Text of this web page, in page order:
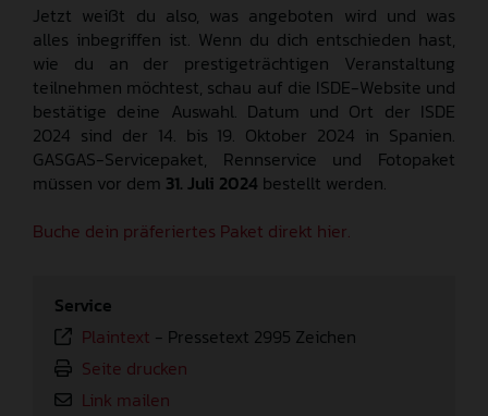
Jetzt weißt du also, was angeboten wird und was
alles inbegriffen ist. Wenn du dich entschieden hast,
wie du an der prestigeträchtigen Veranstaltung
teilnehmen möchtest, schau auf die ISDE-Website und
bestätige deine Auswahl. Datum und Ort der ISDE
2024 sind der 14. bis 19. Oktober 2024 in Spanien.
GASGAS-Servicepaket, Rennservice und Fotopaket
müssen vor dem 31. Juli 2024 bestellt werden.
Buche dein präferiertes Paket direkt hier.
Service
Plaintext - Pressetext 2995 Zeichen
Seite drucken
Link mailen